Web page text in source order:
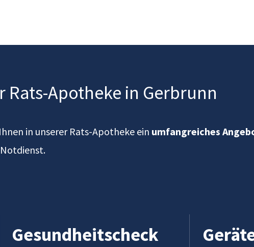
Rats-Apotheke in Gerbrunn
in unserer Rats-Apotheke ein umfangreiches
Gesundheits­check